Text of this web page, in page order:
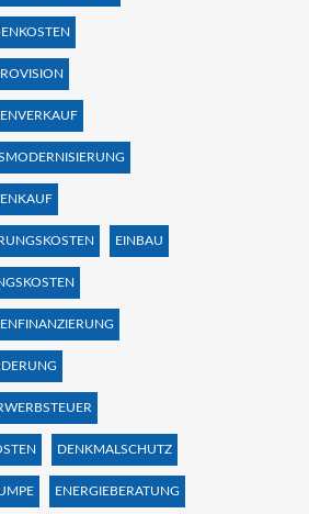
EINBAU
DENKMALSCHUTZ
ENERGIEBERATUNG